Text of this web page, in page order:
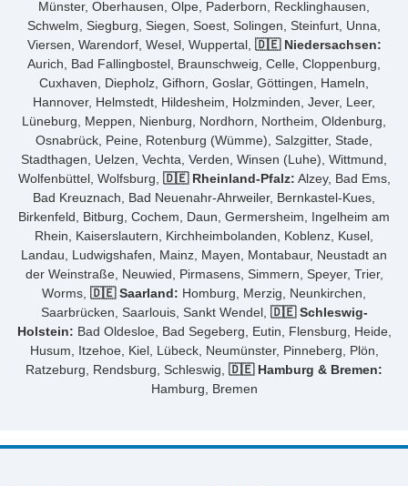
Münster, Oberhausen, Olpe, Paderborn, Recklinghausen,
Schwelm, Siegburg, Siegen, Soest, Solingen, Steinfurt, Unna,
Viersen, Warendorf, Wesel, Wuppertal, 🇩🇪 Niedersachsen:
Aurich, Bad Fallingbostel, Braunschweig, Celle, Cloppenburg,
Cuxhaven, Diepholz, Gifhorn, Goslar, Göttingen, Hameln,
Hannover, Helmstedt, Hildesheim, Holzminden, Jever, Leer,
Lüneburg, Meppen, Nienburg, Nordhorn, Northeim, Oldenburg,
Osnabrück, Peine, Rotenburg (Wümme), Salzgitter, Stade,
Stadthagen, Uelzen, Vechta, Verden, Winsen (Luhe), Wittmund,
Wolfenbüttel, Wolfsburg, 🇩🇪 Rheinland-Pfalz: Alzey, Bad Ems,
Bad Kreuznach, Bad Neuenahr-Ahrweiler, Bernkastel-Kues,
Birkenfeld, Bitburg, Cochem, Daun, Germersheim, Ingelheim am
Rhein, Kaiserslautern, Kirchheimbolanden, Koblenz, Kusel,
Landau, Ludwigshafen, Mainz, Mayen, Montabaur, Neustadt an
der Weinstraße, Neuwied, Pirmasens, Simmern, Speyer, Trier,
Worms, 🇩🇪 Saarland: Homburg, Merzig, Neunkirchen,
Saarbrücken, Saarlouis, Sankt Wendel, 🇩🇪 Schleswig-
Holstein: Bad Oldesloe, Bad Segeberg, Eutin, Flensburg, Heide,
Husum, Itzehoe, Kiel, Lübeck, Neumünster, Pinneberg, Plön,
Ratzeburg, Rendsburg, Schleswig, 🇩🇪 Hamburg & Bremen:
Hamburg, Bremen